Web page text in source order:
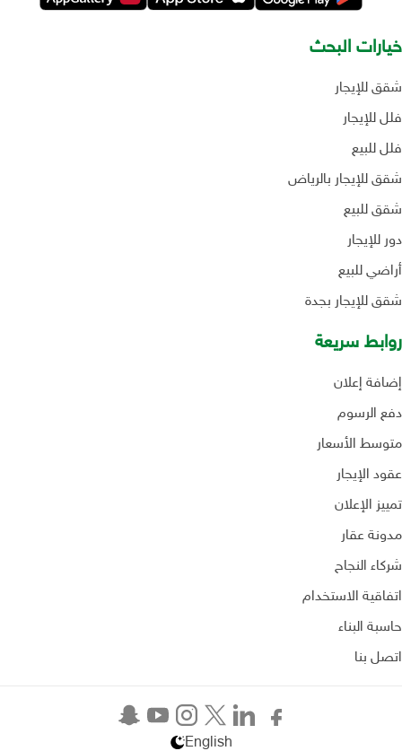
خيارات البحث
شقق للإيجار
فلل للإيجار
فلل للبيع
شقق للإيجار بالرياض
شقق للبيع
دور للإيجار
أراضي للبيع
شقق للإيجار بجدة
روابط سريعة
إضافة إعلان
دفع الرسوم
متوسط الأسعار
عقود الإيجار
تمييز الإعلان
مدونة عقار
شركاء النجاح
اتفاقية الاستخدام
حاسبة البناء
اتصل بنا
English